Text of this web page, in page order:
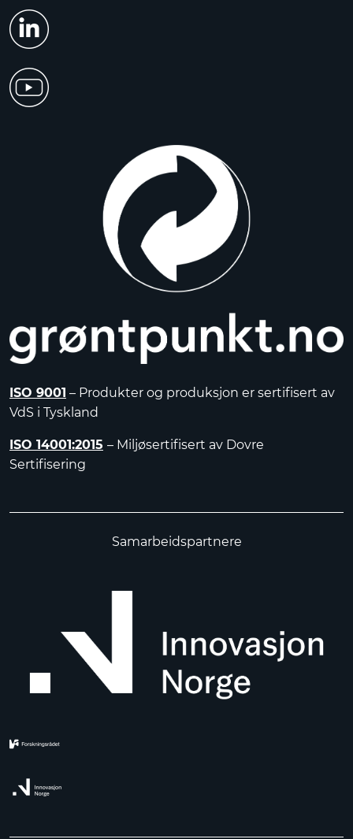
ISO 9001 – Produkter og produksjon er sertifisert av
VdS i Tyskland
ISO 14001:2015 – Miljøsertifisert av Dovre
Sertifisering
Samarbeidspartnere